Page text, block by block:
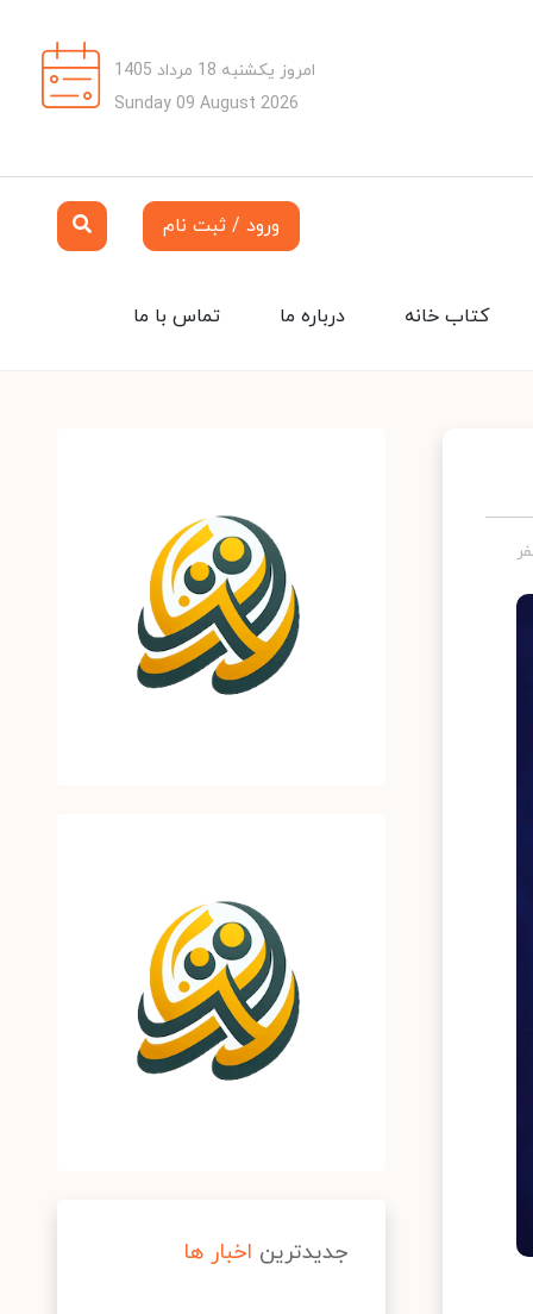
امروز یکشنبه 18 مرداد 1405
Sunday 09 August 2026
ورود / ثبت نام
تماس با ما درباره ما کتاب خانه
جدیدترین اخبار ها